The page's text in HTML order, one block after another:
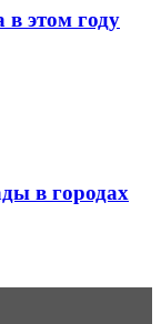
в этом году
в городах